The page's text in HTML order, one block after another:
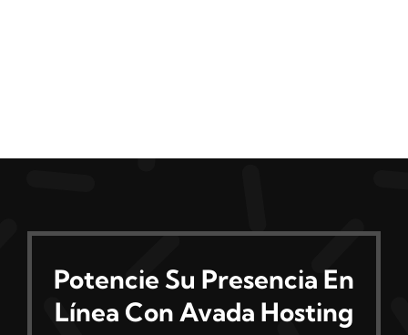
Potencie Su Presencia En
Línea Con Avada Hosting